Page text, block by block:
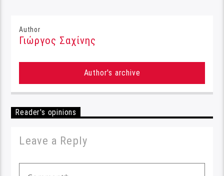
Author
Γιώργος Σαχίνης
Author's archive
Reader's opinions
Leave a Reply